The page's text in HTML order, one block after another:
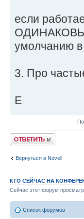
если
умолчанию в
3. Про
Е
Ответить
Вернуться в Novell
КТО СЕЙЧАС НА
Сейчас этот форум
Список форумов